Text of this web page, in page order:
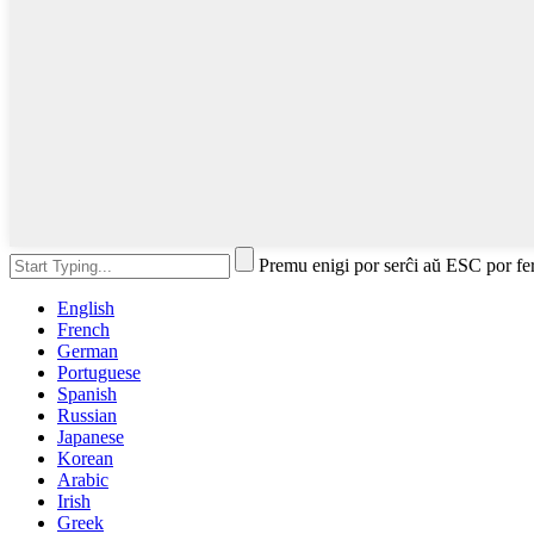
Premu enigi por serĉi aŭ ESC por
English
French
German
Portuguese
Spanish
Russian
Japanese
Korean
Arabic
Irish
Greek